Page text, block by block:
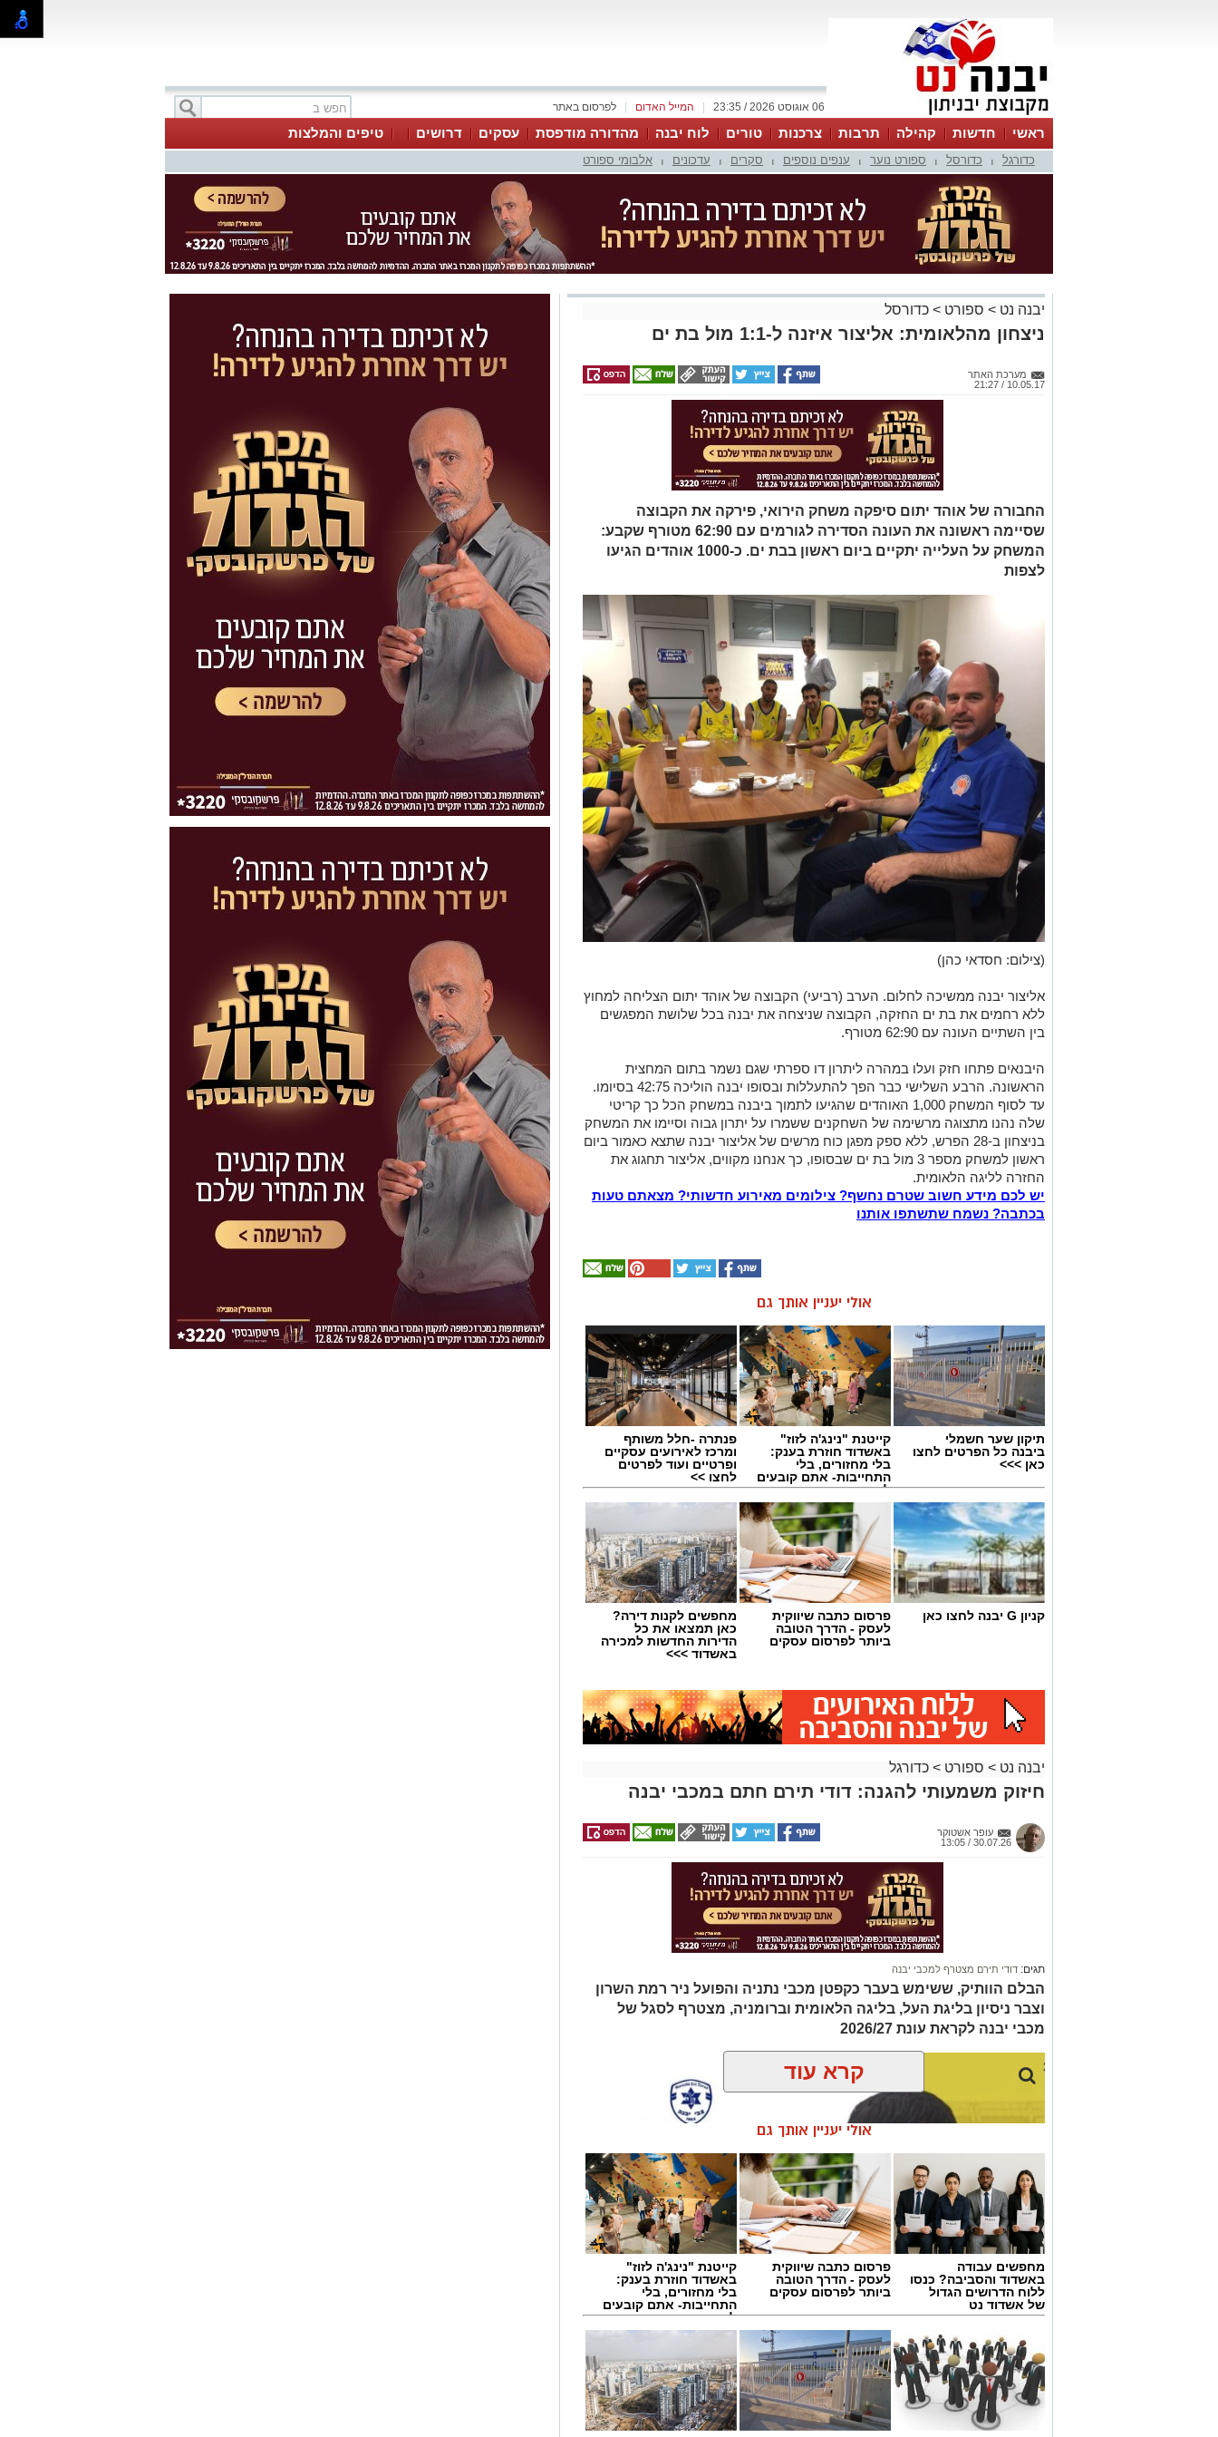
לפרסום באתר המייל האדום 06 אוגוסט 2026 / 23:35
ראשי חדשות קהילה תרבות צרכנות טורים לוח יבנה מהדורה מודפסת עסקים דרושים טיפים והמלצות
כדורגל כדורסל ספורט נוער ענפים נוספים סקרים עדכונים אלבומי ספורט
יבנה נט > ספורט > כדורסל
ניצחון מהלאומית: אליצור איזנה ל-1:1 מול בת ים
מערכת האתר
10.05.17 / 21:27
החבורה של אוהד יתום סיפקה משחק הירואי, פירקה את הקבוצה
שסיימה ראשונה את העונה הסדירה לגורמים עם 62:90 מטורף שקבע:
המשחק על העלייה יתקיים ביום ראשון בבת ים. כ-1000 אוהדים הגיעו
לצפות
(צילום: חסדאי כהן)
אליצור יבנה ממשיכה לחלום. הערב (רביעי) הקבוצה של אוהד יתום הצליחה למחוץ
ללא רחמים את בת ים החזקה, הקבוצה שניצחה את יבנה בכל שלושת המפגשים
בין השתיים העונה עם 62:90 מטורף.
היבנאים פתחו חזק ועלו במהרה ליתרון דו ספרתי שגם נשמר בתום המחצית
הראשונה. הרבע השלישי כבר הפך להתעללות ובסופו יבנה הוליכה 42:75 בסיומו.
עד לסוף המשחק 1,000 האוהדים שהגיעו לתמוך ביבנה במשחק הכל כך קריטי
שלה נהנו מתצוגה מרשימה של השחקנים ששמרו על יתרון גבוה וסיימו את המשחק
בניצחון ב-28 הפרש, ללא ספק מפגן כוח מרשים של אליצור יבנה שתצא כאמור ביום
ראשון למשחק מספר 3 מול בת ים שבסופו, כך אנחנו מקווים, אליצור תחגוג את
החזרה לליגה הלאומית.
יש לכם מידע חשוב שטרם נחשף? צילומים מאירוע חדשותי? מצאתם טעות
בכתבה? נשמח שתשתפו אותנו
אולי יעניין אותך גם
תיקון שער חשמלי
ביבנה כל הפרטים לחצו
כאן >>>
קייטנת "נינג'ה לזוז"
באשדוד חוזרת בענק:
בלי מחזורים, בלי
התחייבות- אתם קובעים
לכמה ואיזה ימים
להירשם!
פנתרה -חלל משותף
ומרכז לאירועים עסקיים
ופרטיים ועוד לפרטים
לחצו >>
קניון G יבנה לחצו כאן
פרסום כתבה שיווקית
לעסק - הדרך הטובה
ביותר לפרסום עסקים
מחפשים לקנות דירה?
כאן תמצאו את כל
הדירות החדשות למכירה
באשדוד >>>
יבנה נט > ספורט > כדורגל
חיזוק משמעותי להגנה: דודי תירם חתם במכבי יבנה
עופר אשטוקר
30.07.26 / 13:05
תגים: דודי תירם מצטרף למכבי יבנה
הבלם הוותיק, ששימש בעבר כקפטן מכבי נתניה והפועל ניר רמת השרון
וצבר ניסיון בליגת העל, בליגה הלאומית וברומניה, מצטרף לסגל של
מכבי יבנה לקראת עונת 2026/27
דודי תירם (צילום: מכבי יבנה)
קרא עוד
אולי יעניין אותך גם
מחפשים עבודה
באשדוד והסביבה? כנסו
ללוח הדרושים הגדול
של אשדוד נט
פרסום כתבה שיווקית
לעסק - הדרך הטובה
ביותר לפרסום עסקים
קייטנת "נינג'ה לזוז"
באשדוד חוזרת בענק:
בלי מחזורים, בלי
התחייבות- אתם קובעים
לכמה ואיזה ימים
להירשם!